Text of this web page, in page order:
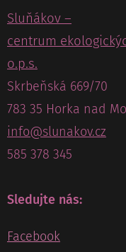
Sluňákov –
centrum
o.p.s.
Skrbeňská 669/70
783 35 Horka nad
info@slunakov.cz
585 378 345
Sledujte nás:
Facebook